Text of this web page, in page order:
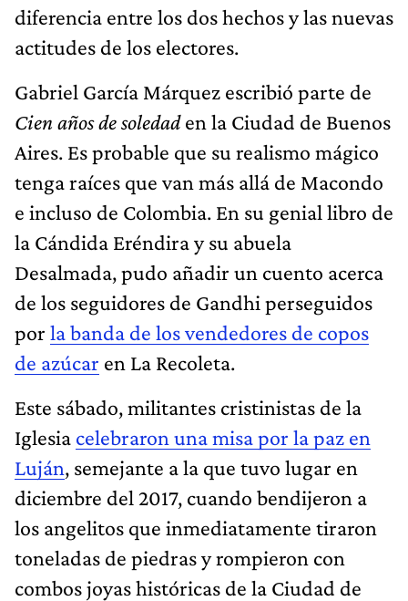
diferencia entre los dos hechos y las nuevas
actitudes de los electores.
Gabriel García Márquez escribió parte de
Cien años de soledaden la Ciudad de Buenos
Aires. Es probable que su realismo mágico
tenga raíces que van más allá de Macondo
e incluso de Colombia. En su genial libro de
la Cándida Eréndira y su abuela
Desalmada, pudo añadir un cuento acerca
de los seguidores de Gandhi perseguidos
por la banda de los vendedores de copos
de azúcar en La Recoleta.
Este sábado, militantes cristinistas de la
Iglesia celebraron una misa por la paz en
Luján, semejante a la que tuvo lugar en
diciembre del 2017, cuando bendijeron a
los angelitos que inmediatamente tiraron
toneladas de piedras y rompieron con
combos joyas históricas de la Ciudad de